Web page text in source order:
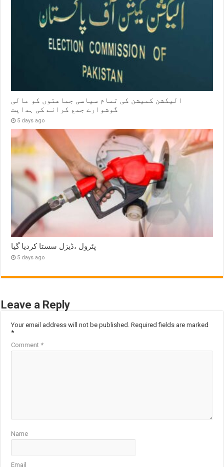
الیکشن کمیشن کی تمام سیاسی جماعتوں کو مالی
گوشوارے جمع کرانے کی ہدایت
5 days ago
پٹرول ،ڈیزل سستا کردیا گیا
5 days ago
Leave a Reply
Your email address will not be published. Required fields are marked
*
Comment*
Name
Email